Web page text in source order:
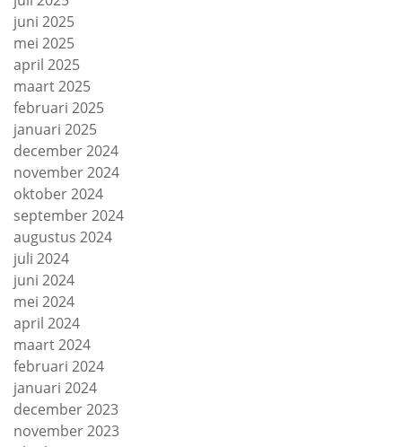
juni 2025
mei 2025
april 2025
maart 2025
februari 2025
januari 2025
december 2024
november 2024
oktober 2024
september 2024
augustus 2024
juli 2024
juni 2024
mei 2024
april 2024
maart 2024
februari 2024
januari 2024
december 2023
november 2023